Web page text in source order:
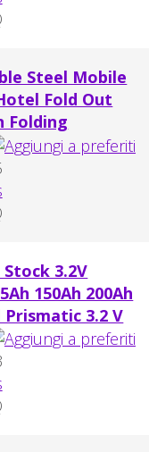
Steel Mobile
Fold Out
Folding
Stock 3.2V
150Ah 200Ah
Prismatic 3.2 V